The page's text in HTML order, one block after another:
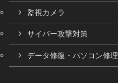
監視カメラ
サイバー攻撃対策
データ修復・パソコン修理